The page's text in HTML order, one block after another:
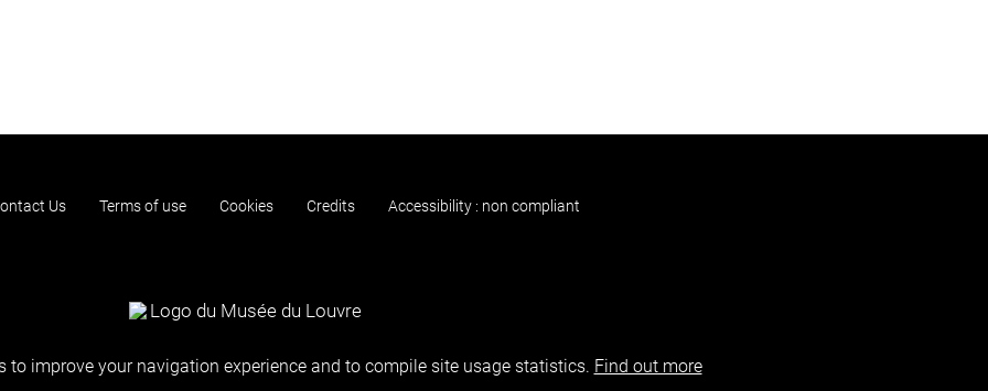
Us Terms of use Cookies Credits Accessibility : non compliant
to improve your navigation experience and to compile site usage statistics. Find out more